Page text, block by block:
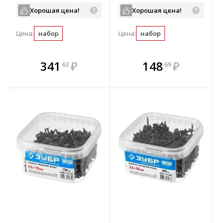
Хорошая цена!
Цена: набор
341 63 ₽
В комплекте
всегда выгоднее!
Хорошая цена!
Цена: набор
В комплекте
всегда выгоднее!
148 69 ₽